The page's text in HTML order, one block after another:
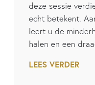
deze sessie
echt betekent.
leert u de
halen en een
LEES VERDER